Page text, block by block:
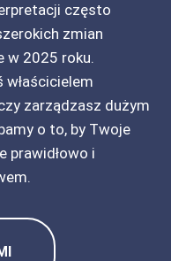
często
zmian
w 2025 roku.
zarządzasz dużym
o to, by Twoje
prawidłowo i